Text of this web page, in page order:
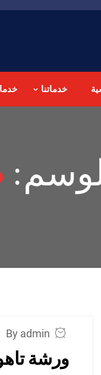
خدماتنا
By admin
ورشة